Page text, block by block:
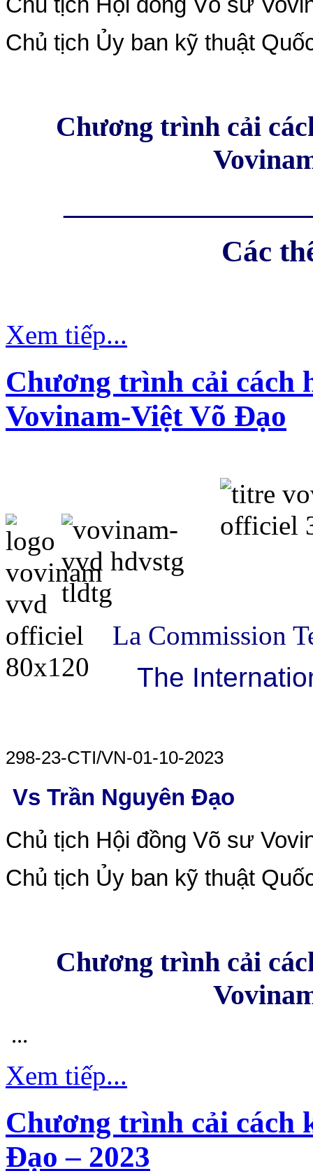
Chủ tịch Ủy ban kỹ thuật
Chương trình cải
Các
Xem tiếp...
Chương trình cải cách
Vovinam-Việt Võ Đạo
La Commission
The
298-23-CTI/VN-01-10-2023
Vs Trần Nguyên Đạo
Chủ tịch Hội đồng Võ sư
Chủ tịch Ủy ban kỹ thuật
Chương trình cải
...
Xem tiếp...
Chương trình cải cách
Đạo – 2023